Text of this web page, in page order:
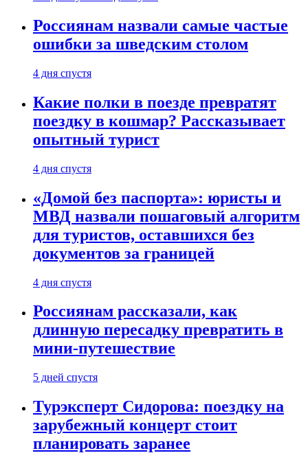
Россиянам назвали самые частые
ошибки за шведским столом
4 дня спустя
Какие полки в поезде превратят
поездку в кошмар? Рассказывает
опытный турист
4 дня спустя
«Домой без паспорта»: юристы и
МВД назвали пошаговый алгоритм
для туристов, оставшихся без
документов за границей
4 дня спустя
Россиянам рассказали, как
длинную пересадку превратить в
мини-путешествие
5 дней спустя
Турэксперт Сидорова: поездку на
зарубежный концерт стоит
планировать заранее